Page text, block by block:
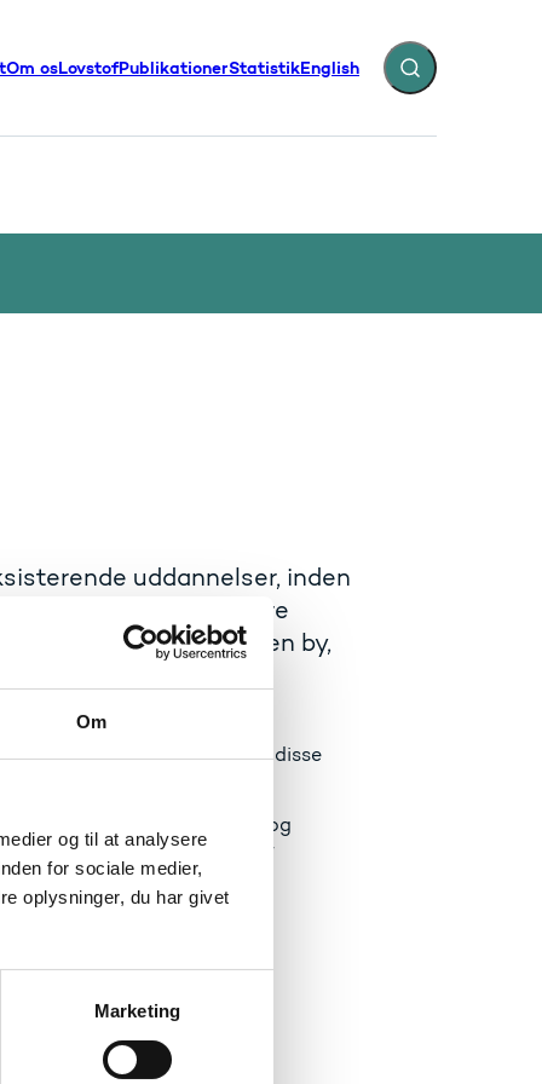
Om
og til at analysere
for sociale medier,
oplysninger, du har givet
Marketing
Om osLovstofPublikationerStatistikEnglish Fold søgefelt ud
- Flere links
uddannelser, inden
Tiltaget skal give flere
uddannelse i en anden by,
til videregående
uddannelse, og hvor disse
med kommuner, regioner og
og lokale uddannelser har
flere lokale og regionale
uddannelse i en ny by.